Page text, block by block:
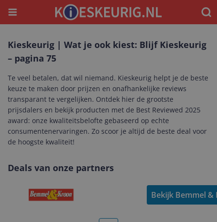
Menu
Kieskeurig | Wat je ook kiest: Blijf Kieskeurig
– pagina 75
Te veel betalen, dat wil niemand. Kieskeurig helpt je de beste
keuze te maken door prijzen en onafhankelijke reviews
transparant te vergelijken. Ontdek hier de grootste
prijsdalers en bekijk producten met de Best Reviewed 2025
award: onze kwaliteitsbelofte gebaseerd op echte
consumentenervaringen. Zo scoor je altijd de beste deal voor
de hoogste kwaliteit!
Deals van onze partners
Bekijk Bemmel &